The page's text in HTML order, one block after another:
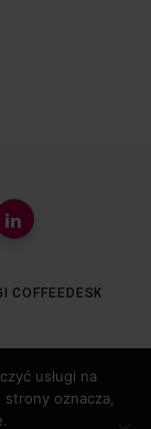
COFFEEDESK
usługi na
oznacza,